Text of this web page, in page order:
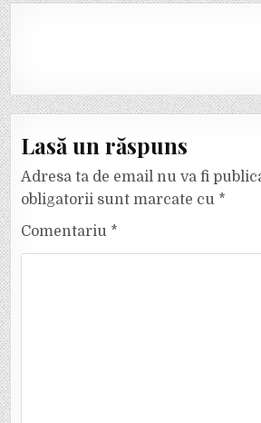
Lasă un răspuns
Adresa ta de email nu va fi
obligatorii sunt marcate cu *
Comentariu *